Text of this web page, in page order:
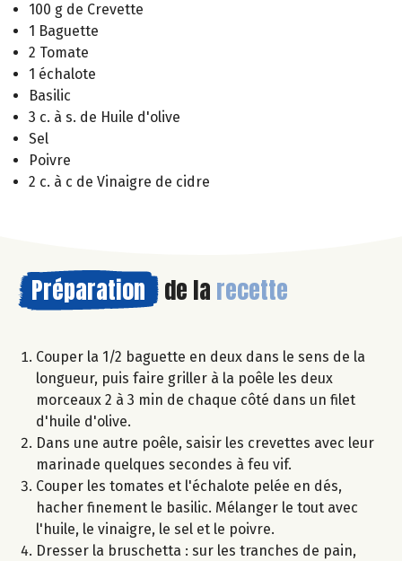
100 g de Crevette
1 Baguette
2 Tomate
1 échalote
Basilic
3 c. à s. de Huile d'olive
Sel
Poivre
2 c. à c de Vinaigre de cidre
Préparation de la recette
Couper la 1/2 baguette en deux dans le sens de la
longueur, puis faire griller à la poêle les deux
morceaux 2 à 3 min de chaque côté dans un filet
d'huile d'olive.
Dans une autre poêle, saisir les crevettes avec leur
marinade quelques secondes à feu vif.
Couper les tomates et l'échalote pelée en dés,
hacher finement le basilic. Mélanger le tout avec
l'huile, le vinaigre, le sel et le poivre.
Dresser la bruschetta : sur les tranches de pain,